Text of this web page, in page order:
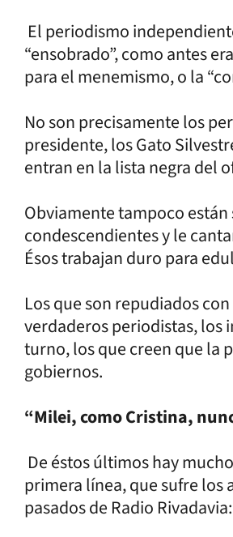
El periodismo
“ensobrado”, como antes
para el menemismo, o la
No son precisamente los
presidente, los Gato
entran en la lista negra del
Obviamente tampoco
condescendientes y le
Ésos trabajan duro para
Los que son repudiados
verdaderos periodistas, los
turno, los que creen que la
gobiernos.
“Milei, como Cristina,
De éstos últimos hay
primera línea, que sufre los
pasados de Radio